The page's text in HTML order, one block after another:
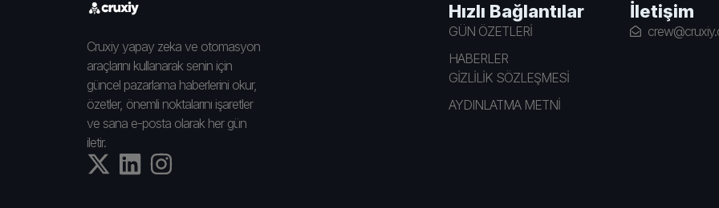
Cruxiy yapay zeka ve otomasyon
araçlarını kullanarak senin için
güncel pazarlama haberlerini okur,
özetler, önemli noktalarını işaretler
ve sana e-posta olarak her gün
iletir.
Hızlı Bağlantılar
GÜN ÖZETLERİ
HABERLER
GİZLİLİK SÖZLEŞMESİ
AYDINLATMA METNİ
İletişim